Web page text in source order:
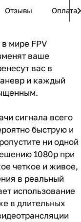
Отзывы Оплата
мире FPV
ваше
вас в
и каждый
сигнала всего
быструю и
ни одной
1080p при
четкое и живое,
в реальный
использование
в длительных